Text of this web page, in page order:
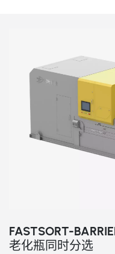
FASTSORT-
老化瓶同时分选